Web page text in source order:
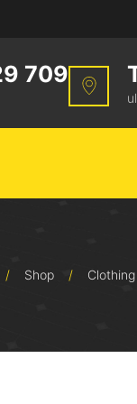
709
/ Shop / Clothing